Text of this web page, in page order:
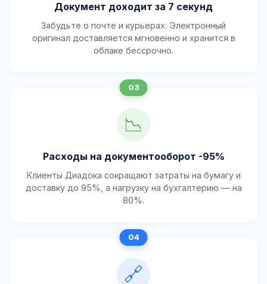
Документ доходит за 7 секунд
Забудьте о почте и курьерах. Электронный
оригинал доставляется мгновенно и хранится в
облаке бессрочно.
📉
Расходы на документооборот -95%
Клиенты Диадока сокращают затраты на бумагу и
доставку до 95%, а нагрузку на бухгалтерию — на
80%.
🔗